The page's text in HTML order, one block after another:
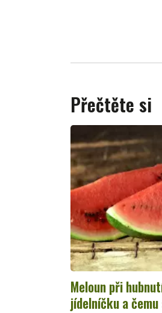
Přečtěte si
Meloun při
jídelníčku a